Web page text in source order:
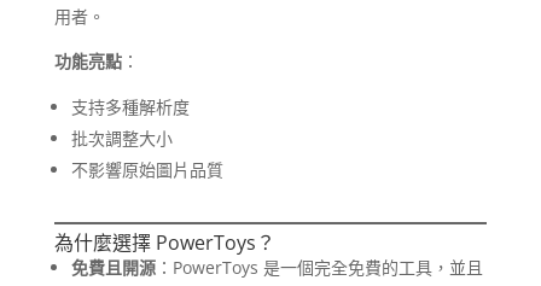
用者。
功能亮點：
支持多種解析度
批次調整大小
不影響原始圖片品質
為什麼選擇 PowerToys？
免費且開源：PowerToys 是一個完全免費的工具，並且